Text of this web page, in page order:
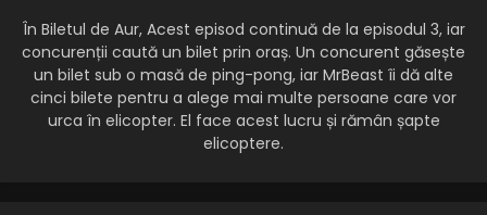
Competiția Beast – Sezonul 1 Episodul 1 – 1000
de Oameni se luptă pentru 5.000.000 de dolari
Eps 1 - 1000 de Oameni se luptă pentru 5.000.000 de
dolari - 31 March, 2025
În Biletul de Aur, Acest episod continuă de la episodul 3, iar
concurenții caută un bilet prin oraș. Un concurent găsește
un bilet sub o masă de ping-pong, iar MrBeast îi dă alte
cinci bilete pentru a alege mai multe persoane care vor
urca în elicopter. El face acest lucru și rămân șapte
elicoptere.